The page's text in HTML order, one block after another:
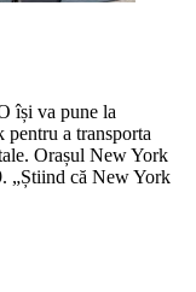
își va pune la
a transporta
Orașul New York
„Știind că New York